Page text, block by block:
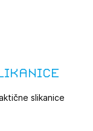
slikanice